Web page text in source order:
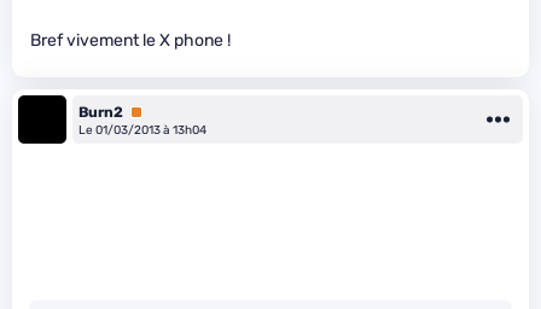
Bref vivement le X phone !
Burn2 Premium
Le 01/03/2013 à 13h04